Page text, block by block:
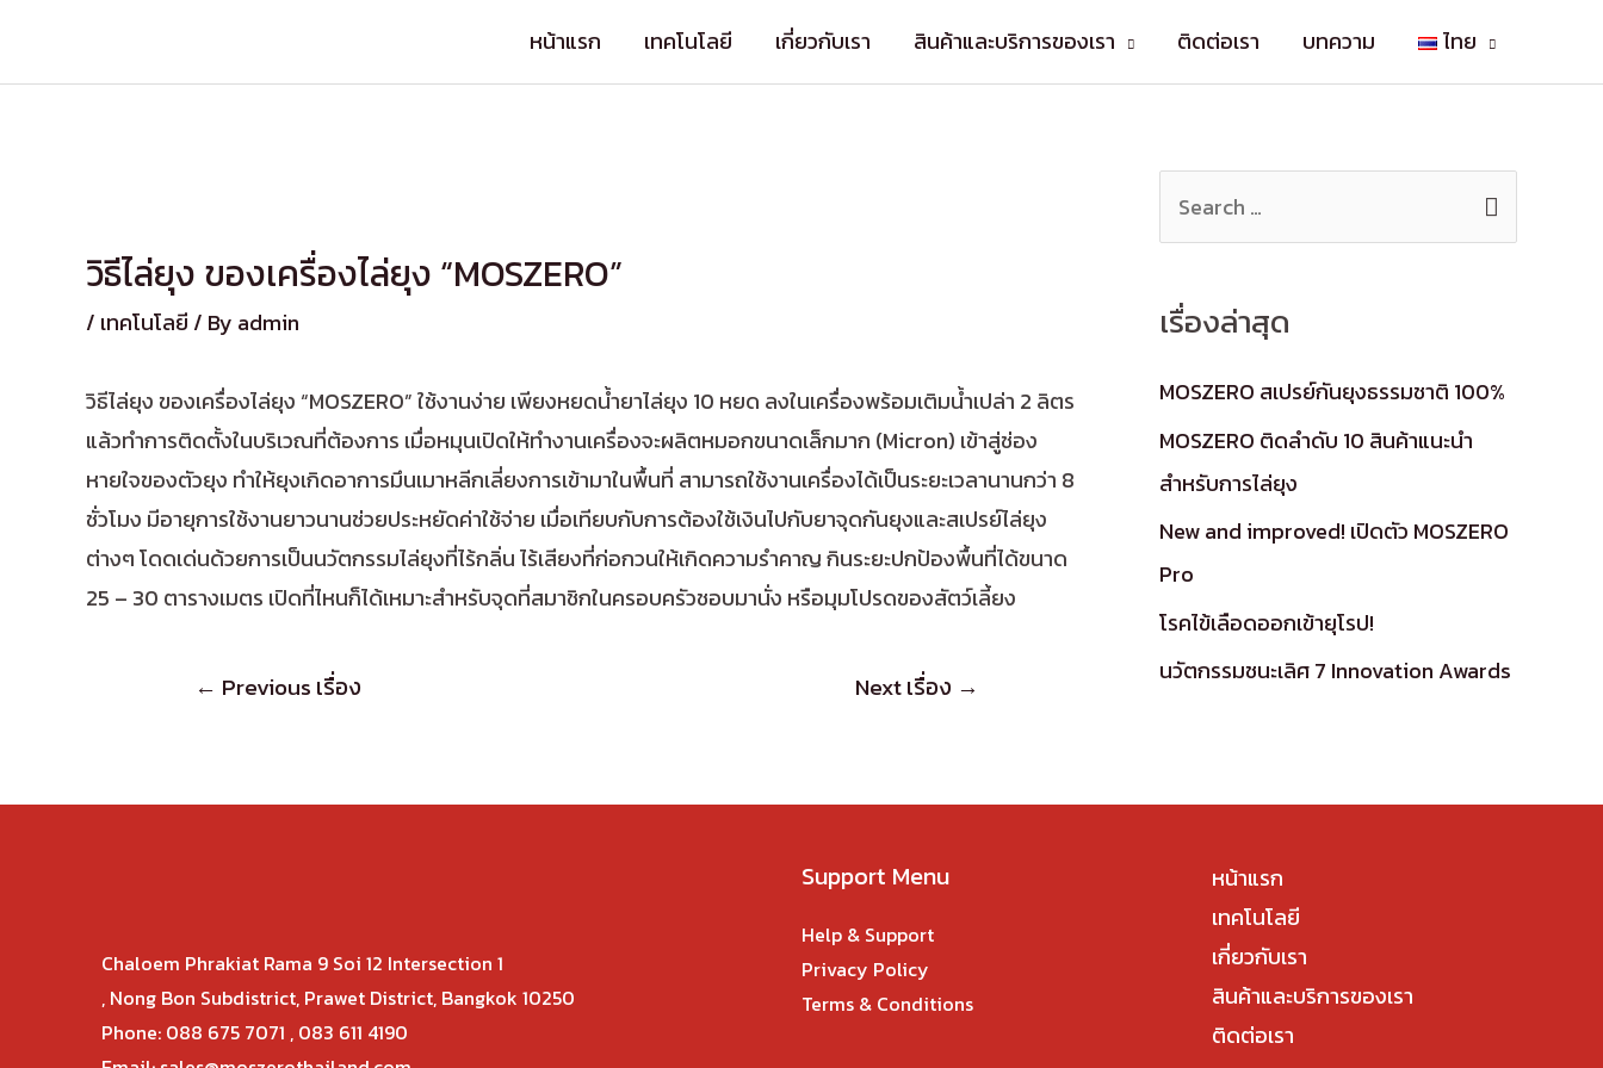
หน้าแรก เทคโนโลยี เกี่ยวกับเรา สินค้าและบริการของเรา ติดต่อเรา บทความ ไทย
วิธีไล่ยุง ของเครื่องไล่ยุง “MOSZERO”
/ เทคโนโลยี / By admin
วิธีไล่ยุง ของเครื่องไล่ยุง “MOSZERO” ใช้งานง่าย เพียงหยดน้ำยาไล่ยุง 10 หยด ลงในเครื่องพร้อมเติมน้ำเปล่า 2 ลิตร
แล้วทำการติดตั้งในบริเวณที่ต้องการ เมื่อหมุนเปิดให้ทำงานเครื่องจะผลิตหมอกขนาดเล็กมาก (Micron) เข้าสู่ช่อง
หายใจของตัวยุง ทำให้ยุงเกิดอาการมึนเมาหลีกเลี่ยงการเข้ามาในพื้นที่ สามารถใช้งานเครื่องได้เป็นระยะเวลานานกว่า 8
ชั่วโมง มีอายุการใช้งานยาวนานช่วยประหยัดค่าใช้จ่าย เมื่อเทียบกับการต้องใช้เงินไปกับยาจุดกันยุงและสเปรย์ไล่ยุง
ต่างๆ โดดเด่นด้วยการเป็นนวัตกรรมไล่ยุงที่ไร้กลิ่น ไร้เสียงที่ก่อกวนให้เกิดความรำคาญ กินระยะปกป้องพื้นที่ได้ขนาด
25 – 30 ตารางเมตร เปิดที่ไหนก็ได้เหมาะสำหรับจุดที่สมาชิกในครอบครัวชอบมานั่ง หรือมุมโปรดของสัตว์เลี้ยง
← Previous เรื่อง Next เรื่อง →
เรื่องล่าสุด
MOSZERO สเปรย์กันยุงธรรมชาติ 100%
MOSZERO ติดลำดับ 10 สินค้าแนะนำ
สำหรับการไล่ยุง
New and improved! เปิดตัว MOSZERO
Pro
โรคไข้เลือดออกเข้ายุโรป!
นวัตกรรมชนะเลิศ 7 Innovation Awards
Chaloem Phrakiat Rama 9 Soi 12 Intersection 1
, Nong Bon Subdistrict, Prawet District, Bangkok 10250
Phone: 088 675 7071 , 083 611 4190
Support Menu
Help & Support
Privacy Policy
Terms & Conditions
หน้าแรก
เทคโนโลยี
เกี่ยวกับเรา
สินค้าและบริการของเรา
ติดต่อเรา